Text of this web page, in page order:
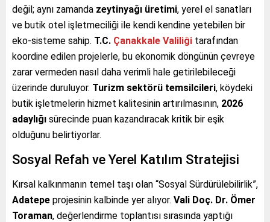
değil; aynı zamanda zeytinyağı üretimi, yerel el sanatları
ve butik otel işletmeciliği ile kendi kendine yetebilen bir
eko-sisteme sahip. T.C. Çanakkale Valiliği tarafından
koordine edilen projelerle, bu ekonomik döngünün çevreye
zarar vermeden nasıl daha verimli hale getirilebileceği
üzerinde duruluyor. Turizm sektörü temsilcileri, köydeki
butik işletmelerin hizmet kalitesinin artırılmasının, 2026
adaylığı sürecinde puan kazandıracak kritik bir eşik
olduğunu belirtiyorlar.
Sosyal Refah ve Yerel Katılım Stratejisi
Kırsal kalkınmanın temel taşı olan “Sosyal Sürdürülebilirlik”,
Adatepe projesinin kalbinde yer alıyor. Vali Doç. Dr. Ömer
Toraman, değerlendirme toplantısı sırasında yaptığı